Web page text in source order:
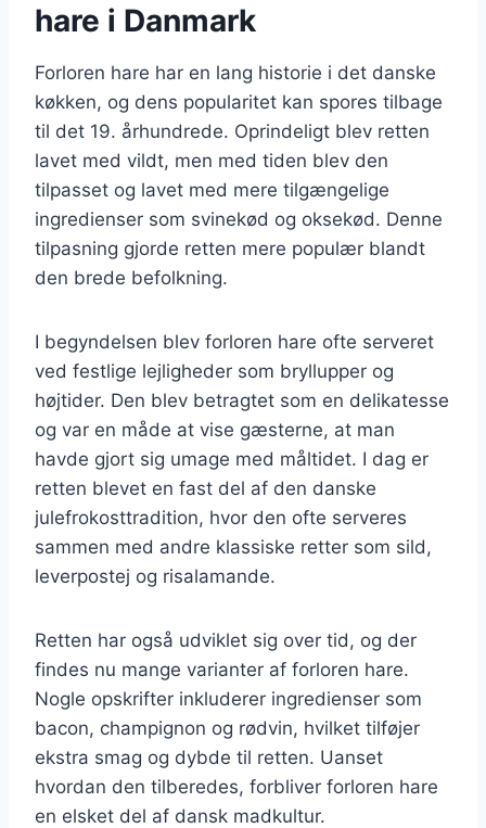
hare i Danmark
Forloren hare har en lang historie i det danske
køkken, og dens popularitet kan spores tilbage
til det 19. århundrede. Oprindeligt blev retten
lavet med vildt, men med tiden blev den
tilpasset og lavet med mere tilgængelige
ingredienser som svinekød og oksekød. Denne
tilpasning gjorde retten mere populær blandt
den brede befolkning.
I begyndelsen blev forloren hare ofte serveret
ved festlige lejligheder som bryllupper og
højtider. Den blev betragtet som en delikatesse
og var en måde at vise gæsterne, at man
havde gjort sig umage med måltidet. I dag er
retten blevet en fast del af den danske
julefrokosttradition, hvor den ofte serveres
sammen med andre klassiske retter som sild,
leverpostej og risalamande.
Retten har også udviklet sig over tid, og der
findes nu mange varianter af forloren hare.
Nogle opskrifter inkluderer ingredienser som
bacon, champignon og rødvin, hvilket tilføjer
ekstra smag og dybde til retten. Uanset
hvordan den tilberedes, forbliver forloren hare
en elsket del af dansk madkultur.